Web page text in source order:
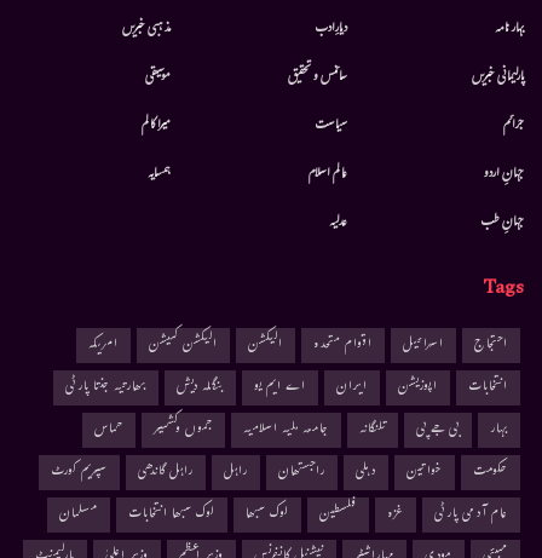
بہار نامہ
پارلیمانی خبریں
جرائم
جہانِ اردو
جہانِ طب
دیارِادب
سائنس و تحقیق
سیاست
عالم اسلام
عدلیہ
مذہبی خبریں
موسيقى
میرا کالم
ہمسایہ
Tags
احتجاج اسرائیل اقوام متحدہ الیکشن الیکشن کمیشن
امریکہ
انتخابات
اپوزیشن ایران اے ایم یو بنگلہ دیش
بھارتیہ جنتا پارٹی
بہار
بی جے پی تلنگانہ جامعہ ملیہ اسلامیہ جموں وکشمیر
حماس
حکومت
خواتین دہلی راجستھان راہل راہل گاندھی
سپریم کورٹ
عام آدمی پارٹی
غزہ فلسطین لوک سبھا لوک سبھا انتخابات
مسلمان